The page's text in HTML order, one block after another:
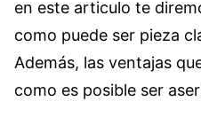
en este articulo te
como puede ser pieza
Además, las ventajas
como es posible ser